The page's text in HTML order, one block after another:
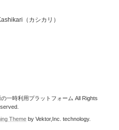
（カシカリ）
一時利用プラットフォーム All Rights
Theme by Vektor,Inc. technology.